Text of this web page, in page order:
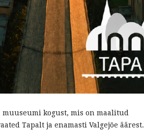
kogust, mis on maalitud
Tapalt ja enamasti Valgejõe äärest.